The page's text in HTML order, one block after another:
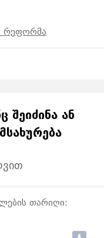
რეფორმა
ᲨᲔᲘᲫᲘᲜᲐ ᲐᲜ
თარიღი: